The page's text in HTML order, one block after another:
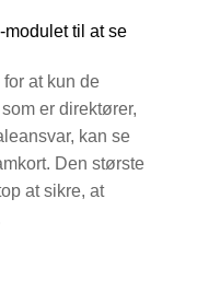
modulet til at se
for at kun de
er direktører,
kan se
Den største
at sikre, at